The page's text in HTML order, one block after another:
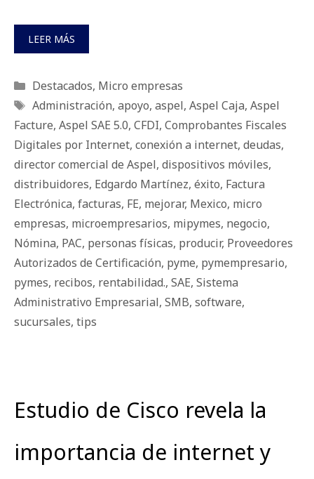
LEER MÁS
Categorías
Destacados, Micro empresas
Etiquetas
Administración, apoyo, aspel, Aspel Caja, Aspel
Facture, Aspel SAE 5.0, CFDI, Comprobantes Fiscales
Digitales por Internet, conexión a internet, deudas,
director comercial de Aspel, dispositivos móviles,
distribuidores, Edgardo Martínez, éxito, Factura
Electrónica, facturas, FE, mejorar, Mexico, micro
empresas, microempresarios, mipymes, negocio,
Nómina, PAC, personas físicas, producir, Proveedores
Autorizados de Certificación, pyme, pymempresario,
pymes, recibos, rentabilidad., SAE, Sistema
Administrativo Empresarial, SMB, software,
sucursales, tips
Estudio de Cisco revela la
importancia de internet y